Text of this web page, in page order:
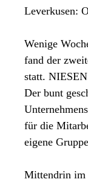
Leverkusen:
Wenige
fand der
statt.
Der bunt
für die
eigene
Mittendrin im